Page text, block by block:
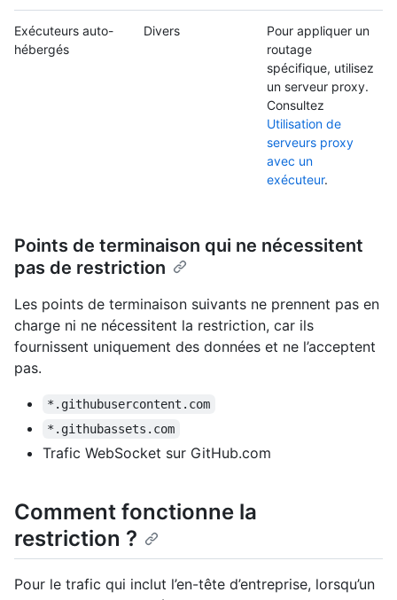
Exécuteurs auto-
hébergés
Divers
Pour appliquer un
routage
spécifique, utilisez
un serveur proxy.
Consultez
Utilisation de
serveurs proxy
avec un
exécuteur.
Points de terminaison qui ne nécessitent
pas de restriction
Les points de terminaison suivants ne prennent pas en
charge ni ne nécessitent la restriction, car ils
fournissent uniquement des données et ne l’acceptent
pas.
*.githubusercontent.com
*.githubassets.com
Trafic WebSocket sur GitHub.com
Comment fonctionne la
restriction ?
Pour le trafic qui inclut l’en-tête d’entreprise, lorsqu’un